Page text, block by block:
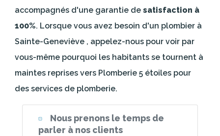
accompagnés d'une garantie de satisfaction à
100%. Lorsque vous avez besoin d'un plombier à
Sainte-Geneviève , appelez-nous pour voir par
vous-même pourquoi les habitants se tournent à
maintes reprises vers Plomberie 5 étoiles pour
des services de plomberie.
Nous prenons le temps de
parler à nos clients